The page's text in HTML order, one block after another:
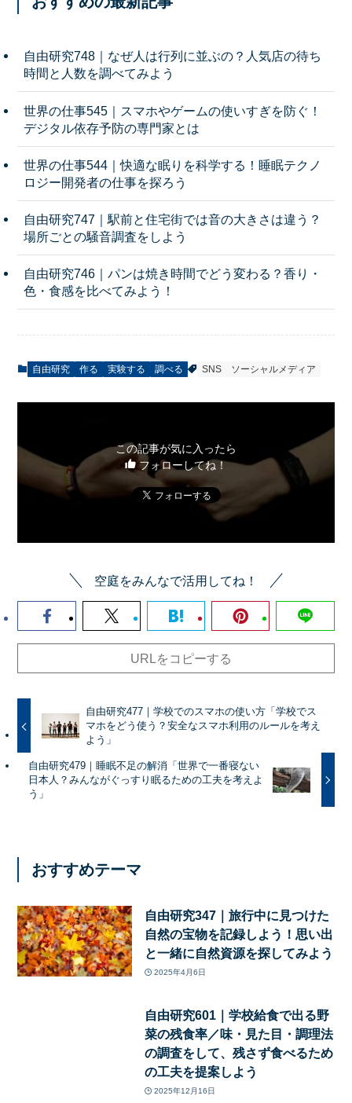
自由研究748｜なぜ人は行列に並ぶの？人気店の待ち
時間と人数を調べてみよう
世界の仕事545｜スマホやゲームの使いすぎを防ぐ！
デジタル依存予防の専門家とは
世界の仕事544｜快適な眠りを科学する！睡眠テクノ
ロジー開発者の仕事を探ろう
自由研究747｜駅前と住宅街では音の大きさは違う？
場所ごとの騒音調査をしよう
自由研究746｜パンは焼き時間でどう変わる？香り・
色・食感を比べてみよう！
自由研究 作る 実験する 調べる SNS ソーシャルメディア
この記事が気に入ったら
フォローしてね！
空庭をみんなで活用してね！
URLをコピーする
自由研究477｜学校でのスマホの使い方「学校でス
マホをどう使う？安全なスマホ利用のルールを考え
よう」
自由研究479｜睡眠不足の解消「世界で一番寝ない
日本人？みんながぐっすり眠るための工夫を考えよ
う」
おすすめテーマ
自由研究347｜旅行中に見つけた
自然の宝物を記録しよう！思い出
と一緒に自然資源を探してみよう
2025年4月6日
自由研究601｜学校給食で出る野
菜の残食率／味・見た目・調理法
の調査をして、残さず食べるため
の工夫を提案しよう
2025年12月16日